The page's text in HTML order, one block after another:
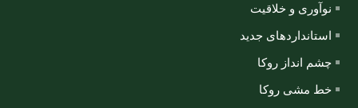
نوآوری و خلاقیت
استانداردهای جدید
چشم انداز روکا
خط مشی روکا